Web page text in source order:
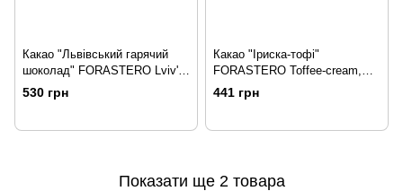
Какао "Львівський гарячий
шоколад" FORASTERO Lviv's
Hot Chocolat, 1кг
530 грн
Какао "Іриска-тофі"
FORASTERO Toffee-cream,
1кг
441 грн
Показати ще 2 товара